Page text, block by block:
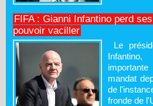
FIFA : Gianni Infantino perd
pouvoir vaciller
Le
mandat
de
fronde de